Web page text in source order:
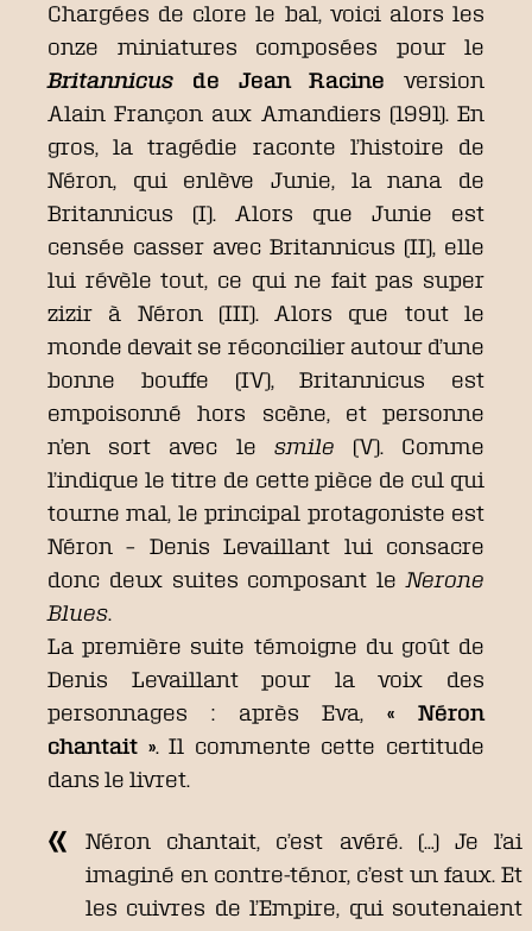
Chargées de clore le bal, voici alors les
onze miniatures composées pour le
Britannicus de Jean Racine version
Alain Françon aux Amandiers (1991). En
gros, la tragédie raconte l’histoire de
Néron, qui enlève Junie, la nana de
Britannicus (I). Alors que Junie est
censée casser avec Britannicus (II), elle
lui révèle tout, ce qui ne fait pas super
zizir à Néron (III). Alors que tout le
monde devait se réconcilier autour d’une
bonne bouffe (IV), Britannicus est
empoisonné hors scène, et personne
n’en sort avec le smile (V). Comme
l’indique le titre de cette pièce de cul qui
tourne mal, le principal protagoniste est
Néron – Denis Levaillant lui consacre
donc deux suites composant le Nerone
Blues.
La première suite témoigne du goût de
Denis Levaillant pour la voix des
personnages : après Eva,« Néron
chantait ». Il commente cette certitude
dans le livret.
Néron chantait, c’est avéré. (…) Je l’ai
imaginé en contre-ténor, c’est un faux. Et
les cuivres de l’Empire, qui soutenaient